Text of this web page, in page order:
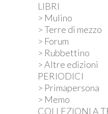
LIBRI
> Mulino
> Terre di mezzo
> Forum
> Rubbettino
> Altre edizioni
PERIODICI
> Primapersona
> Memo
COLLEZIONI A